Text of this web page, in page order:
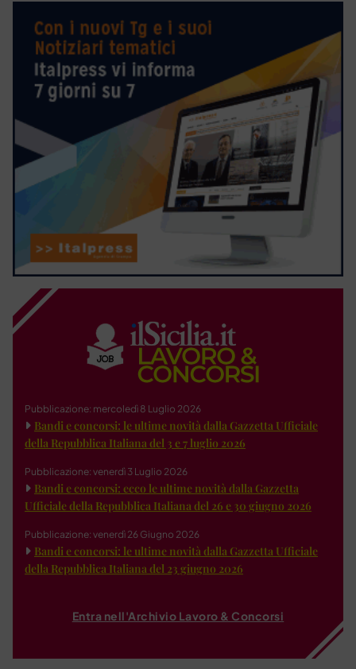
Pubblicazione: mercoledì 8 Luglio 2026
Bandi e concorsi: le ultime novità dalla Gazzetta Ufficiale
della Repubblica Italiana del 3 e 7 luglio 2026
Pubblicazione: venerdì 3 Luglio 2026
Bandi e concorsi: ecco le ultime novità dalla Gazzetta
Ufficiale della Repubblica Italiana del 26 e 30 giugno 2026
Pubblicazione: venerdì 26 Giugno 2026
Bandi e concorsi: le ultime novità dalla Gazzetta Ufficiale
della Repubblica Italiana del 23 giugno 2026
Entra nell'Archivio Lavoro & Concorsi